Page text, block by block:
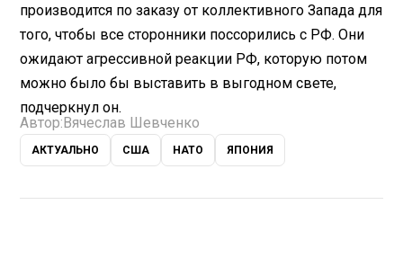
производится по заказу от коллективного Запада для
того, чтобы все сторонники поссорились с РФ. Они
ожидают агрессивной реакции РФ, которую потом
можно было бы выставить в выгодном свете,
подчеркнул он.
Автор:Вячеслав Шевченко
АКТУАЛЬНО США НАТО ЯПОНИЯ